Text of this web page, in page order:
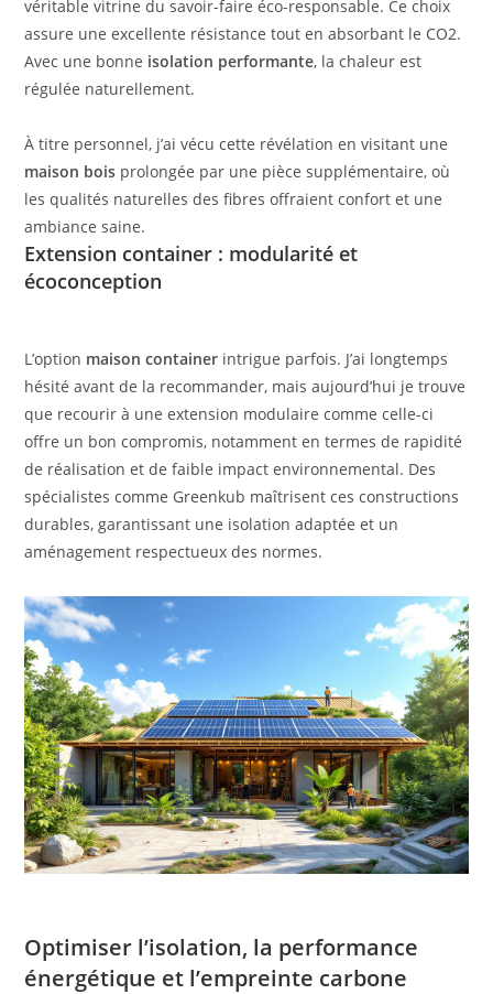
véritable vitrine du savoir-faire éco-responsable. Ce choix
assure une excellente résistance tout en absorbant le CO2.
Avec une bonne isolation performante, la chaleur est
régulée naturellement.
À titre personnel, j’ai vécu cette révélation en visitant une
maison bois prolongée par une pièce supplémentaire, où
les qualités naturelles des fibres offraient confort et une
ambiance saine.
Extension container : modularité et
écoconception
L’option maison container intrigue parfois. J’ai longtemps
hésité avant de la recommander, mais aujourd’hui je trouve
que recourir à une extension modulaire comme celle-ci
offre un bon compromis, notamment en termes de rapidité
de réalisation et de faible impact environnemental. Des
spécialistes comme Greenkub maîtrisent ces constructions
durables, garantissant une isolation adaptée et un
aménagement respectueux des normes.
Optimiser l’isolation, la performance
énergétique et l’empreinte carbone